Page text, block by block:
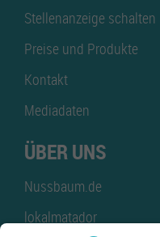
Stellenanzeige schalten
Preise und Produkte
Kontakt
Mediadaten
ÜBER UNS
Nussbaum.de
lokalmatador